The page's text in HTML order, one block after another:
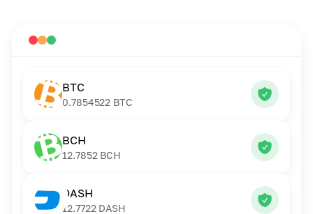
BTC
0.7854522 BTC
BCH
12.7852 BCH
DASH
12.7722 DASH